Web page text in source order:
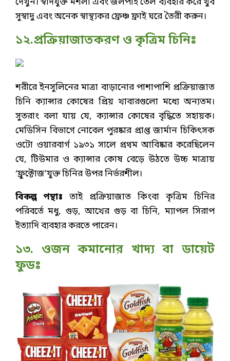
সুস্বাদু এবং অনেক স্বাস্থ্যকর ফ্রেঞ্চ ফ্রাই ঘরে তৈরী করুন।
১২.প্রক্রিয়াজাতকরণ ও কৃত্রিম চিনিঃ
শরীরে ইনসুলিনের মাত্রা বাড়ানোর পাশাপাশি প্রক্রিয়াজাত
চিনি ক্যান্সার কোষের প্রিয় খাবারগুলো মধ্যে অন্যতম।
সুতরাং বলা যায় যে, ক্যান্সার কোষের বৃদ্ধিতে সহায়ক।
মেডিসিন বিভাগে নোবেল পুরষ্কার প্রাপ্ত জার্মান চিকিৎসক
ওটো ওয়ারবার্গ ১৯৩১ সালে প্রথম আবিষ্কার করেছিলেন
যে, টিউমার ও ক্যান্সার কোষ বেড়ে উঠতে উচ্চ মাত্রায়
‘ফ্রুক্টোজ’যুক্ত চিনির উপর নির্ভরশীল।
বিকল্প পন্থাঃ তাই প্রক্রিয়াজাত কিংবা কৃত্রিম চিনির
পরিবর্তে মধু, গুড়, আখের গুড় বা চিনি, ম্যাপল সিরাপ
ইত্যাদি ব্যবহার করতে পারেন।
১৩. ওজন কমানোর খাদ্য বা ডায়েট
ফুডঃ